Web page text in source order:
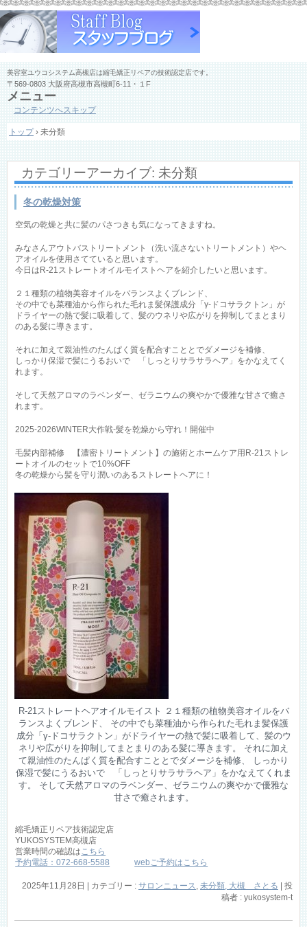
美容室ユウコシステム高槻店は縮毛矯正リペアの技術認定店です。
〒569-0803 大阪府高槻市高槻町6-11・１F
メニュー
コンテンツへスキップ
トップ › 未分類
カテゴリーアーカイブ: 未分類
冬の乾燥対策
空気の乾燥と共に髪のパさつきも気になってきますね。
みなさんアウトバストリートメント（洗い流さないトリートメント）やヘ
アオイルを使用さてていると思います。
今日はR-21ストレートオイルモイストヘアを紹介したいと思います。
２１種類の植物美容オイルをバランスよくブレンド、
その中でも菜種油から作られた毛れま髪保護成分「γ-ドコサラクトン」が
ドライヤーの熱で髪に吸着して、髪のウネリや広がりを抑制してまとまり
のある髪に導きます。
それに加えて親油性のたんぱく質を配合すこととでダメージを補修、
しっかり保湿で髪にうるおいで 「しっとりサラサラヘア」をかなえてく
れます。
そして天然アロマのラベンダー、ゼラニウムの爽やかで優雅な甘さで癒さ
れます。
2025-2026WINTER大作戦-髪を乾燥から守れ！開催中
毛髪内部補修 【濃密トリートメント】の施術とホームケア用R-21ストレ
ートオイルのセットで10%OFF
冬の乾燥から髪を守り潤いのあるストレートヘアに！
R-21ストレートヘアオイルモイスト ２１種類の植物美容オイルをバ
ランスよくブレンド、 その中でも菜種油から作られた毛れま髪保護
成分「γ-ドコサラクトン」がドライヤーの熱で髪に吸着して、髪のウ
ネリや広がりを抑制してまとまりのある髪に導きます。 それに加え
て親油性のたんぱく質を配合すこととでダメージを補修、 しっかり
保湿で髪にうるおいで 「しっとりサラサラヘア」をかなえてくれま
す。 そして天然アロマのラベンダー、ゼラニウムの爽やかで優雅な
甘さで癒されます。
縮毛矯正リペア技術認定店
YUKOSYSTEM高槻店
営業時間の確認はこちら
予約電話：072-668-5588
webご予約はこちら
2025年11月28日 カテゴリー : サロンニュース, 未分類, 大槻 さとる
投
稿者 : yukosystem-t